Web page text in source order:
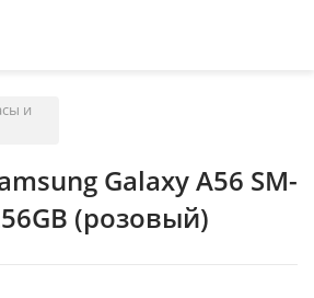
и
Galaxy A56 SM-
(розовый)